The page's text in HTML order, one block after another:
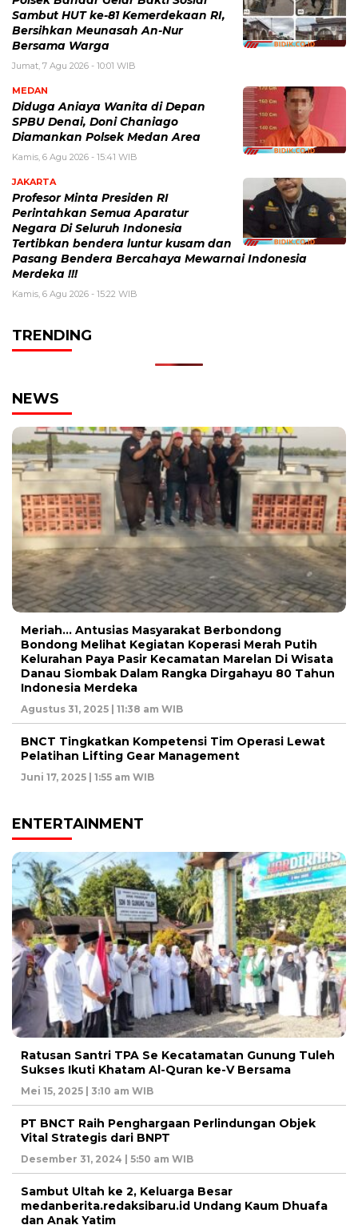
Sambut HUT ke-81 Kemerdekaan RI,
Bersihkan Meunasah An-Nur
Bersama Warga
Jumat, 7 Agu 2026 - 10:01 WIB
MEDAN
Diduga Aniaya Wanita di Depan
SPBU Denai, Doni Chaniago
Diamankan Polsek Medan Area
Kamis, 6 Agu 2026 - 15:41 WIB
JAKARTA
Profesor Minta Presiden RI
Perintahkan Semua Aparatur
Negara Di Seluruh Indonesia
Tertibkan bendera luntur kusam dan
Pasang Bendera Bercahaya Mewarnai Indonesia
Merdeka !!!
Kamis, 6 Agu 2026 - 15:22 WIB
TRENDING
NEWS
Meriah… Antusias Masyarakat Berbondong
Bondong Melihat Kegiatan Koperasi Merah Putih
Kelurahan Paya Pasir Kecamatan Marelan Di Wisata
Danau Siombak Dalam Rangka Dirgahayu 80 Tahun
Indonesia Merdeka
Agustus 31, 2025 | 11:38 am WIB
BNCT Tingkatkan Kompetensi Tim Operasi Lewat
Pelatihan Lifting Gear Management
Juni 17, 2025 | 1:55 am WIB
ENTERTAINMENT
Ratusan Santri TPA Se Kecatamatan Gunung Tuleh
Sukses Ikuti Khatam Al-Quran ke-V Bersama
Mei 15, 2025 | 3:10 am WIB
PT BNCT Raih Penghargaan Perlindungan Objek
Vital Strategis dari BNPT
Desember 31, 2024 | 5:50 am WIB
Sambut Ultah ke 2, Keluarga Besar
medanberita.redaksibaru.id Undang Kaum Dhuafa
dan Anak Yatim